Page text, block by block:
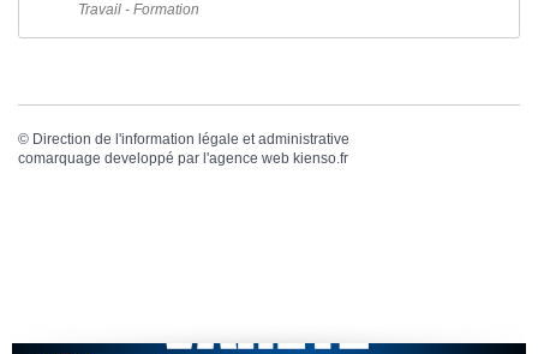
Travail - Formation
© Direction de l'information légale et administrative
comarquage developpé par l'agence web kienso.fr